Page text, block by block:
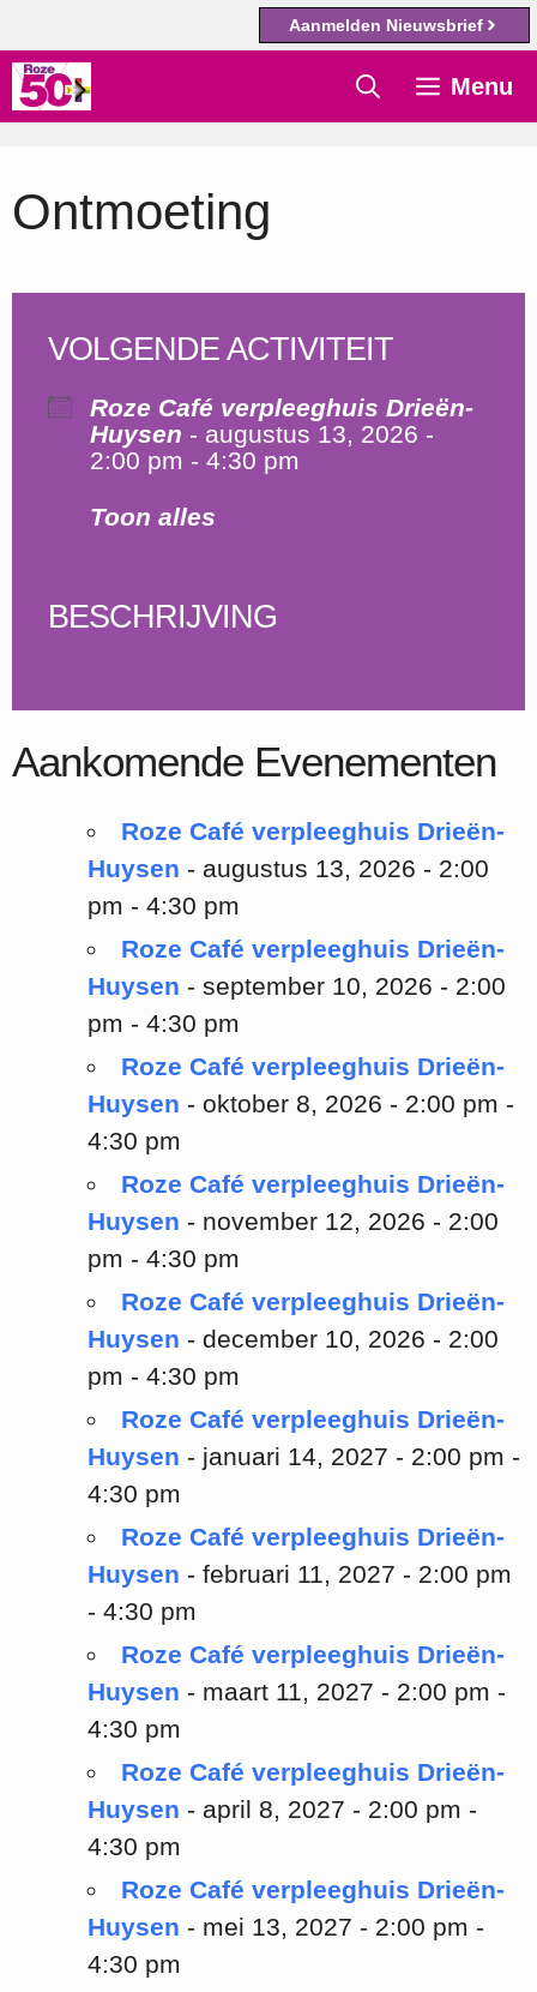
Aanmelden Nieuwsbrief
Ga
naar
Menu
Ontmoeting
VOLGENDE ACTIVITEIT
Roze Café verpleeghuis Drieën-
Huysen - augustus 13, 2026 -
2:00 pm - 4:30 pm
Toon alles
BESCHRIJVING
Aankomende Evenementen
Roze Café verpleeghuis Drieën-
Huysen - augustus 13, 2026 - 2:00
pm - 4:30 pm
Roze Café verpleeghuis Drieën-
Huysen - september 10, 2026 - 2:00
pm - 4:30 pm
Roze Café verpleeghuis Drieën-
Huysen - oktober 8, 2026 - 2:00 pm -
4:30 pm
Roze Café verpleeghuis Drieën-
Huysen - november 12, 2026 - 2:00
pm - 4:30 pm
Roze Café verpleeghuis Drieën-
Huysen - december 10, 2026 - 2:00
pm - 4:30 pm
Roze Café verpleeghuis Drieën-
Huysen - januari 14, 2027 - 2:00 pm -
4:30 pm
Roze Café verpleeghuis Drieën-
Huysen - februari 11, 2027 - 2:00 pm
- 4:30 pm
Roze Café verpleeghuis Drieën-
Huysen - maart 11, 2027 - 2:00 pm -
4:30 pm
Roze Café verpleeghuis Drieën-
Huysen - april 8, 2027 - 2:00 pm -
4:30 pm
Roze Café verpleeghuis Drieën-
Huysen - mei 13, 2027 - 2:00 pm -
4:30 pm